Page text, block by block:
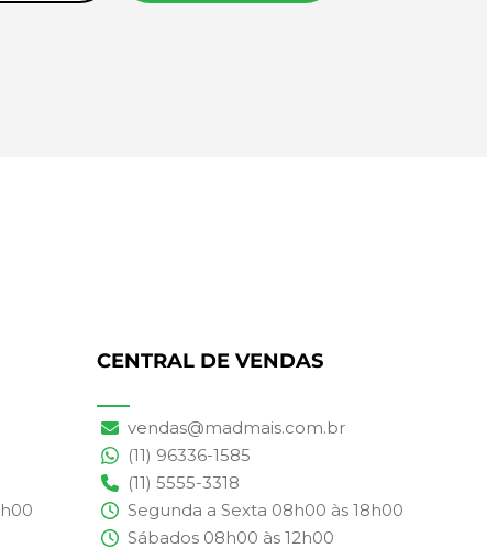
CENTRAL DE VENDAS
vendas@madmais.com.br
(11) 96336-1585
(11) 5555-3318
Segunda a Sexta 08h00 às 18h00
Sábados 08h00 às 12h00